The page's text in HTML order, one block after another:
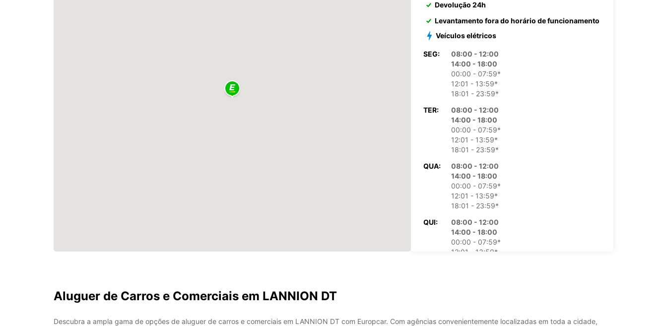
Devolução 24h
Levantamento fora do horário de funcionamento
Veículos elétricos
SEG:
08:00 - 12:00
14:00 - 18:00
00:00 - 07:59*
12:01 - 13:59*
18:01 - 23:59*
TER:
08:00 - 12:00
14:00 - 18:00
00:00 - 07:59*
12:01 - 13:59*
18:01 - 23:59*
QUA:
08:00 - 12:00
14:00 - 18:00
00:00 - 07:59*
12:01 - 13:59*
18:01 - 23:59*
QUI:
08:00 - 12:00
14:00 - 18:00
00:00 - 07:59*
12:01 - 13:59*
18:01 - 23:59*
Aluguer de Carros e Comerciais em LANNION DT
Descubra a ampla gama de opções de aluguer de carros e comerciais em LANNION DT com Europcar. Com agências convenientemente localizadas em toda a cidade,